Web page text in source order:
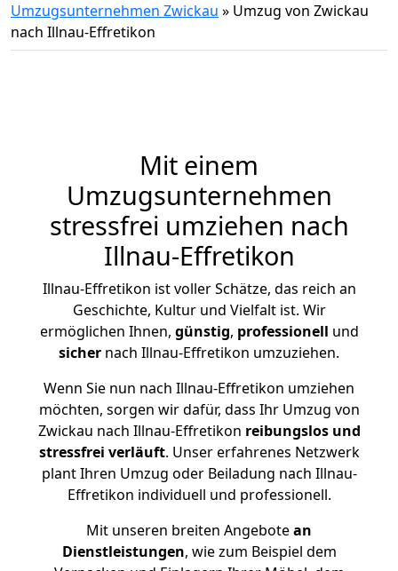
Umzugsunternehmen Zwickau » Umzug von Zwickau
nach Illnau-Effretikon
Mit einem
Umzugsunternehmen
stressfrei umziehen nach
Illnau-Effretikon
Illnau-Effretikon ist voller Schätze, das reich an
Geschichte, Kultur und Vielfalt ist. Wir
ermöglichen Ihnen, günstig, professionell und
sicher nach Illnau-Effretikon umzuziehen.
Wenn Sie nun nach Illnau-Effretikon umziehen
möchten, sorgen wir dafür, dass Ihr Umzug von
Zwickau nach Illnau-Effretikon reibungslos und
stressfrei verläuft. Unser erfahrenes Netzwerk
plant Ihren Umzug oder Beiladung nach Illnau-
Effretikon individuell und professionell.
Mit unseren breiten Angebotean
Dienstleistungen, wie zum Beispiel dem